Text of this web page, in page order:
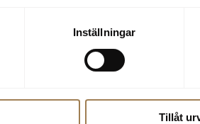
Inställningar
Tillåt
Milan